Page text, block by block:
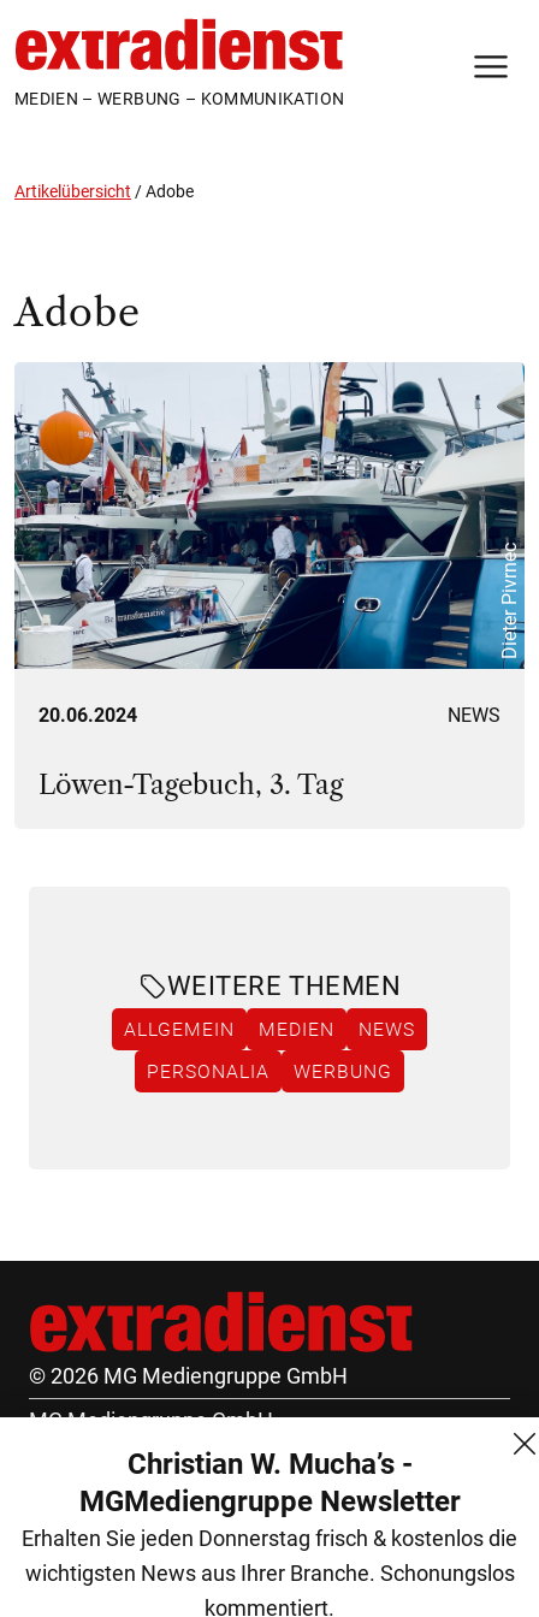
MEDIEN – WERBUNG – KOMMUNIKATION
Artikelübersicht /Adobe
Adobe
Dieter Pivrnec
20.06.2024 NEWS
Löwen-Tagebuch, 3. Tag
WEITERE THEMEN
ALLGEMEIN MEDIEN
NEWS
PERSONALIA
WERBUNG
© 2026 MG Mediengruppe GmbH
MG Mediengruppe GmbH
Burgring 1/7
1010 Wien
+43 (1) 522 14 14
office@mgmedien.at
Christian W. Mucha’s -
MGMediengruppe Newsletter
Erhalten Sie jeden Donnerstag frisch & kostenlos die
wichtigsten News aus Ihrer Branche. Schonungslos
kommentiert.